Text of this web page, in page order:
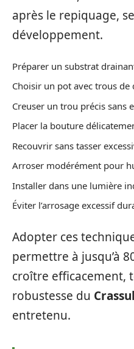
après le repiquage,
développement.
Préparer un substrat
Choisir un pot avec trous de
Creuser un trou précis sans
Placer la bouture
Recouvrir sans tasser
Arroser modérément pour
Installer dans une lumière
Éviter l’arrosage excessif
Adopter ces
permettre à jusqu’à
croître efficacement,
robustesse du
entretenu.